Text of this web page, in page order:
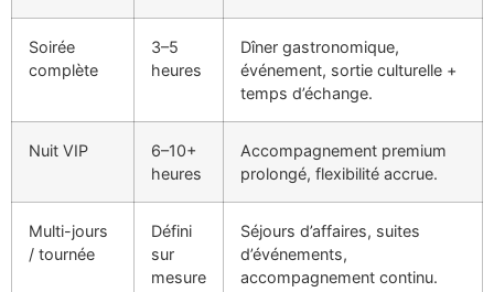
Soirée
complète
3–5
heures
Dîner gastronomique,
événement, sortie culturelle +
temps d’échange.
Nuit VIP
6–10+
heures
Accompagnement premium
prolongé, flexibilité accrue.
Multi-jours
/ tournée
Défini
sur
mesure
Séjours d’affaires, suites
d’événements,
accompagnement continu.